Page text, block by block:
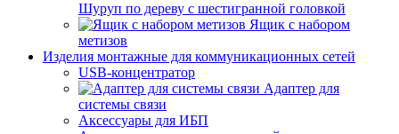
Шуруп по дереву с шестигранной головкой
Ящик с набором
метизов
Изделия монтажные для коммуникационных сетей
USB-концентратор
Адаптер для
системы связи
Аксессуары для ИБП